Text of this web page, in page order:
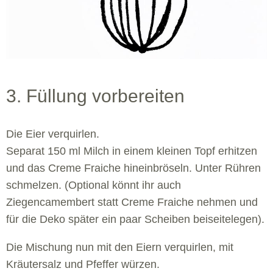
3. Füllung vorbereiten
Die Eier verquirlen.
Separat 150 ml Milch in einem kleinen Topf erhitzen
und das Creme Fraiche hineinbröseln. Unter Rühren
schmelzen. (Optional könnt ihr auch
Ziegencamembert statt Creme Fraiche nehmen und
für die Deko später ein paar Scheiben beiseitelegen).
Die Mischung nun mit den Eiern verquirlen, mit
Kräutersalz und Pfeffer würzen.